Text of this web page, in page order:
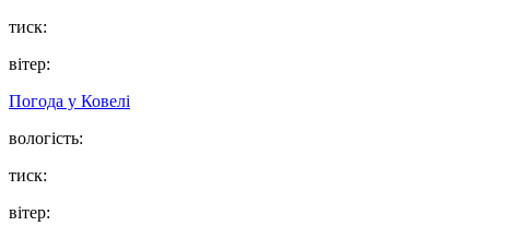
тиск:
вітер:
Погода у Ковелі
вологість:
тиск:
вітер: